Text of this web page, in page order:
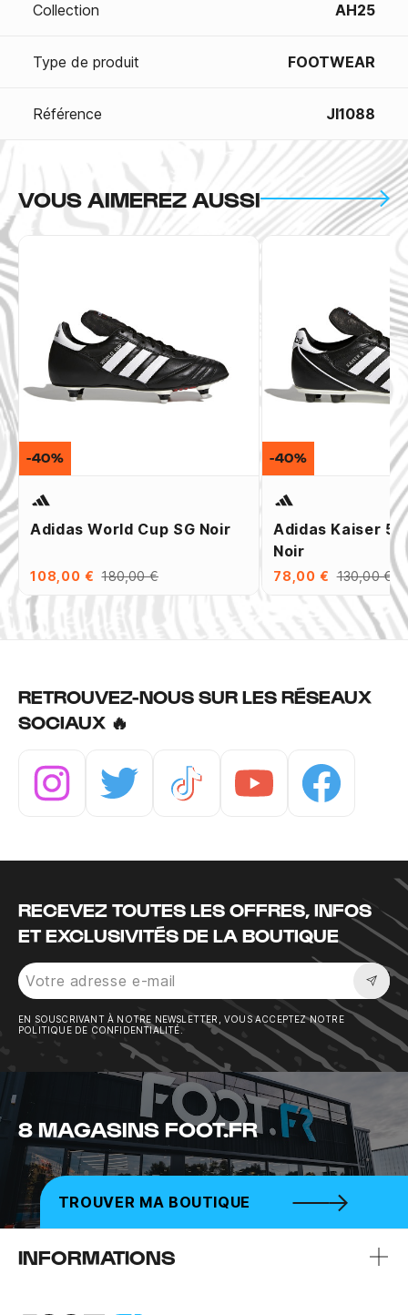
Collection AH25
Type de produit FOOTWEAR
Référence JI1088
VOUS AIMEREZ AUSSI
Adidas World Cup SG Noir
108,00 € 180,00 €
-40%
Adidas Kaiser 5
Noir
78,00 € 130,00 €
-40%
RETROUVEZ-NOUS SUR LES RÉSEAUX
SOCIAUX 🔥
RECEVEZ TOUTES LES OFFRES, INFOS
ET EXCLUSIVITÉS DE LA BOUTIQUE
EN SOUSCRIVANT À NOTRE NEWSLETTER, VOUS ACCEPTEZ NOTRE
POLITIQUE DE CONFIDENTIALITÉ.
8 MAGASINS FOOT.FR
TROUVER MA BOUTIQUE
INFORMATIONS